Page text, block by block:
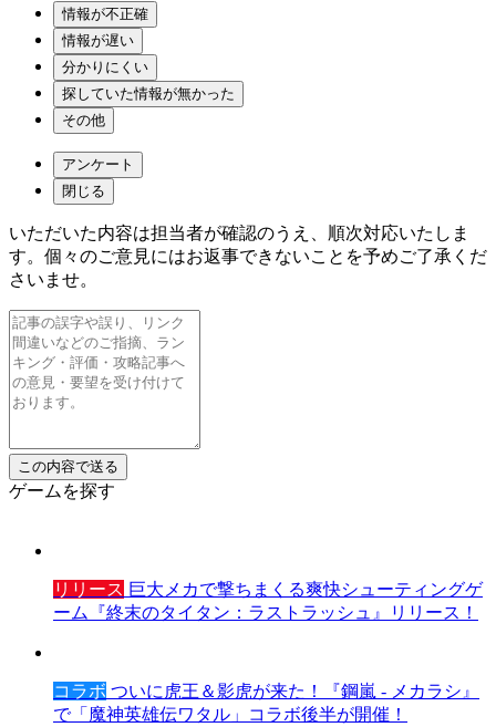
情報が不正確
情報が遅い
分かりにくい
探していた情報が無かった
その他
アンケート
閉じる
いただいた内容は担当者が確認のうえ、順次対応いたしま
す。個々のご意見にはお返事できないことを予めご了承くだ
さいませ。
ゲームを探す
リリース 巨大メカで撃ちまくる爽快シューティングゲ
ーム『終末のタイタン：ラストラッシュ』リリース！
コラボ ついに虎王＆影虎が来た！『鋼嵐 - メカラシ』
で「魔神英雄伝ワタル」コラボ後半が開催！